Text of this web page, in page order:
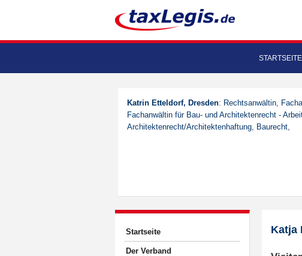
STARTSEITE
Katrin Etteldorf, Dresden: Rechtsanwältin,
Fachanwältin für Bau- und Architektenrecht -
Architektenrecht/Architektenhaftung, Baurecht,
Startseite
Der Verband
Katja